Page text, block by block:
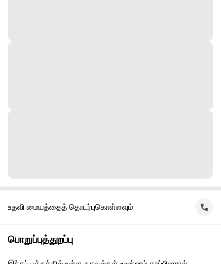
உதவி மையத்தைத் தொடர்புகொள்ளவும்
பொறுப்புத்துறப்பு